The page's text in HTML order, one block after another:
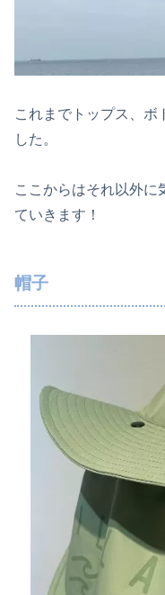
これまでトップス、ボ
した。
ここからはそれ以外に
ていきます！
帽子